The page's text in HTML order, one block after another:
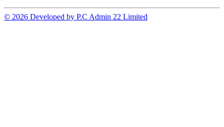
© 2026 Developed by P.C Admin 22 Limited